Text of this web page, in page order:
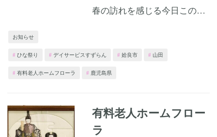
春の訪れを感じる今日この頃、いかがお過ごしですか。 ホームではお雛様が彩を添えて、皆様を楽しませてくれていました
お知らせ
ひな祭り デイサービスすずらん 姶良市 山田
有料老人ホームフローラ 鹿児島県
有料老人ホームフロー
ラ